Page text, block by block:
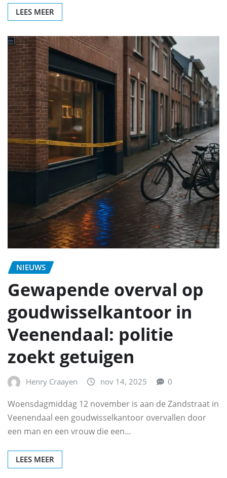
LEES MEER
NIEUWS
Gewapende overval op
goudwisselkantoor in
Veenendaal: politie
zoekt getuigen
Henry Craayen nov 14, 2025 0
Woensdagmiddag 12 november is aan de Zandstraat in
Veenendaal een goudwisselkantoor overvallen door
een man en een vrouw die een…
LEES MEER